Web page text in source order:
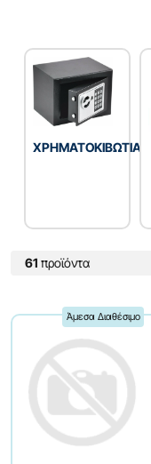
ΧΡΗΜΑΤΟΚΙΒΩΤΙΑ
61 προϊόντα
Άμεσα Διαθέσιμο